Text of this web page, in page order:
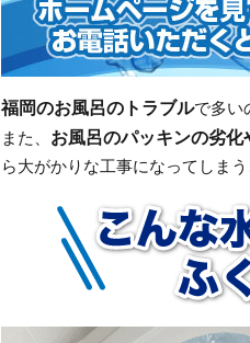
福岡のお風呂のトラブルで多い
また、 お風呂のパッキンの劣
ら大がかりな工事になってしま